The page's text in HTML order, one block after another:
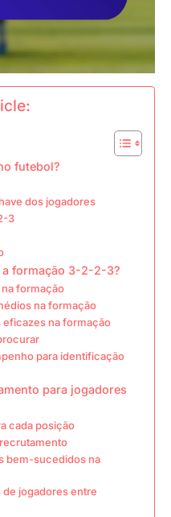
futebol?
dos jogadores
3
formação 3-2-2-3?
formação
na formação
na formação
para identificação
para jogadores
cada posição
bem-sucedidos na
jogadores entre